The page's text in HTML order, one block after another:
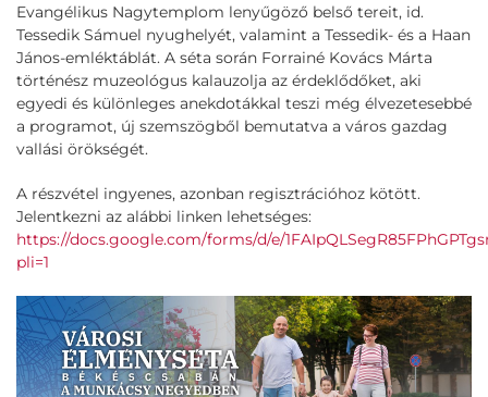
Evangélikus Nagytemplom lenyűgöző belső tereit, id.
Tessedik Sámuel nyughelyét, valamint a Tessedik- és a Haan
János-emléktáblát. A séta során Forrainé Kovács Márta
történész muzeológus kalauzolja az érdeklődőket, aki
egyedi és különleges anekdotákkal teszi még élvezetesebbé
a programot, új szemszögből bemutatva a város gazdag
vallási örökségét.
A részvétel ingyenes, azonban regisztrációhoz kötött.
Jelentkezni az alábbi linken lehetséges:
https://docs.google.com/forms/d/e/
pli=1